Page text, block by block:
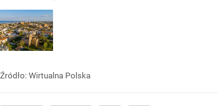
Źródło: Wirtualna Polska